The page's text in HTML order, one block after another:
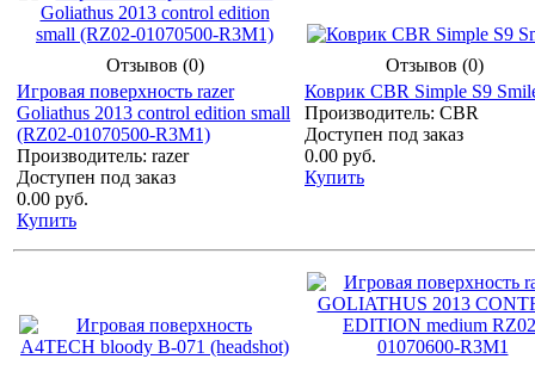
Отзывов (0)
Игровая поверхность razer
Goliathus 2013 control edition small
(RZ02-01070500-R3M1)
Производитель: razer
Доступен под заказ
0.00 руб.
Купить
Отзывов (0)
Коврик CBR Simple S9
Производитель: CBR
Доступен под заказ
0.00 руб.
Купить